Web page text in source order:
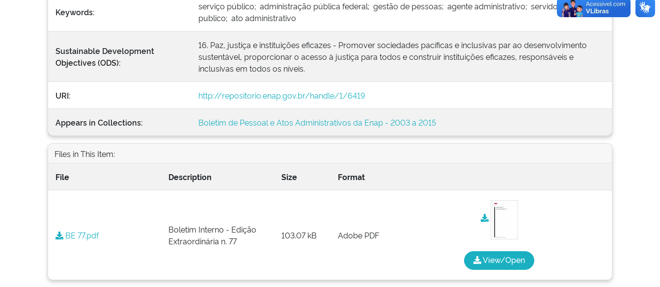
Keywords:
serviço público; administração pública federal; gestão de pessoas; agente administrativo; servidor
publico; ato administrativo
Sustainable Development
Objectives (ODS):
16. Paz, justiça e instituições eficazes - Promover sociedades pacíficas e inclusivas par ao desenvolvimento
sustentável, proporcionar o acesso à justiça para todos e construir instituições eficazes, responsáveis e
inclusivas em todos os níveis.
URI: http://repositorio.enap.gov.br/handle/1/6419
Appears in Collections: Boletim de Pessoal e Atos Administrativos da Enap - 2003 a 2015
Files in This Item:
File Description Size Format
BE 77.pdf
Boletim Interno - Edição
Extraordinária n. 77
103.07 kB Adobe PDF
View/Open